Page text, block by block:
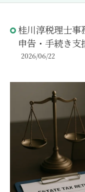
桂川淳税理士事
申告・手続き支
2026/06/22